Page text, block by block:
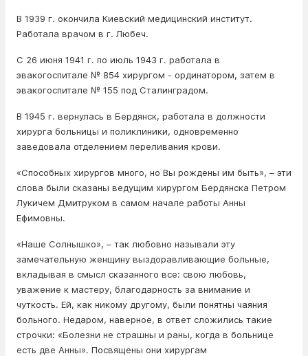
В 1939 г. окончила Киевский медицинский институт.
Работала врачом в г. Любеч.
С 26 июня 1941 г. по июль 1943 г. работала в
эвакогоспитале № 854 хирургом - ординатором, затем в
эвакогоспитале № 155 под Сталинградом.
В 1945 г. вернулась в Бердянск, работала в должности
хирурга больницы и поликлиники, одновременно
заведовала отделением переливания крови.
«Способных хирургов много, но Вы рождены им быть», – эти
слова были сказаны ведущим хирургом Бердянска Петром
Лукичем Дмитруком в самом начале работы Анны
Ефимовны.
«Наше Солнышко», – так любовно называли эту
замечательную женщину выздоравливающие больные,
вкладывая в смысл сказанного все: свою любовь,
уважение к мастеру, благодарность за внимание и
чуткость. Ей, как никому другому, были понятны чаяния
больного. Недаром, наверное, в ответ сложились такие
строчки: «Болезни не страшны и раны, когда в больнице
есть две Анны». Посвящены они хирургам